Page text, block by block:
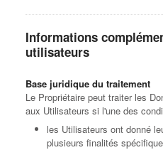
Informations
utilisateurs
Base juridique du traitement
Le Propriétaire peut traiter les
aux Utilisateurs si l'une des
les Utilisateurs ont donné
plusieurs finalités